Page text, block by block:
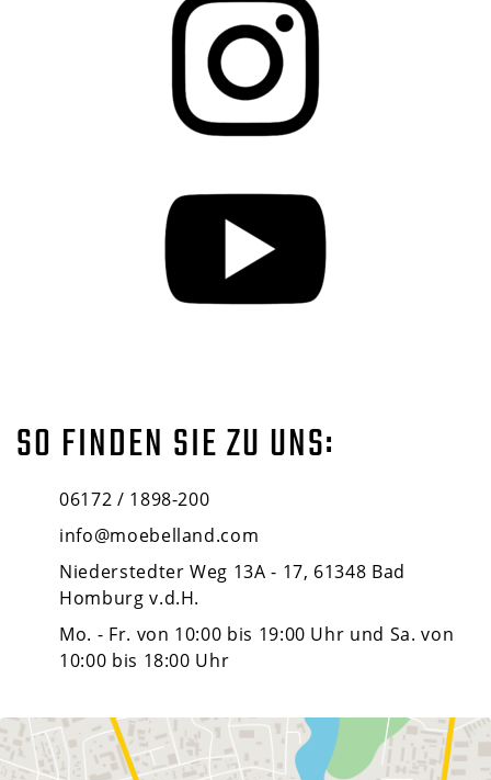
SO FINDEN SIE ZU UNS:
06172 / 1898-200
info@moebelland.com
Niederstedter Weg 13A - 17, 61348 Bad
Homburg v.d.H.
Mo. - Fr. von 10:00 bis 19:00 Uhr und Sa. von
10:00 bis 18:00 Uhr